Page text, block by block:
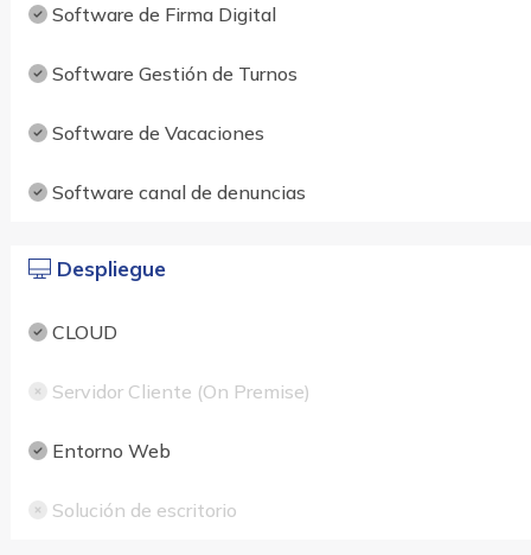
Software de Firma Digital
Software Gestión de Turnos
Software de Vacaciones
Software canal de denuncias
Despliegue
CLOUD
Servidor Cliente (On Premise)
Entorno Web
Solución de escritorio